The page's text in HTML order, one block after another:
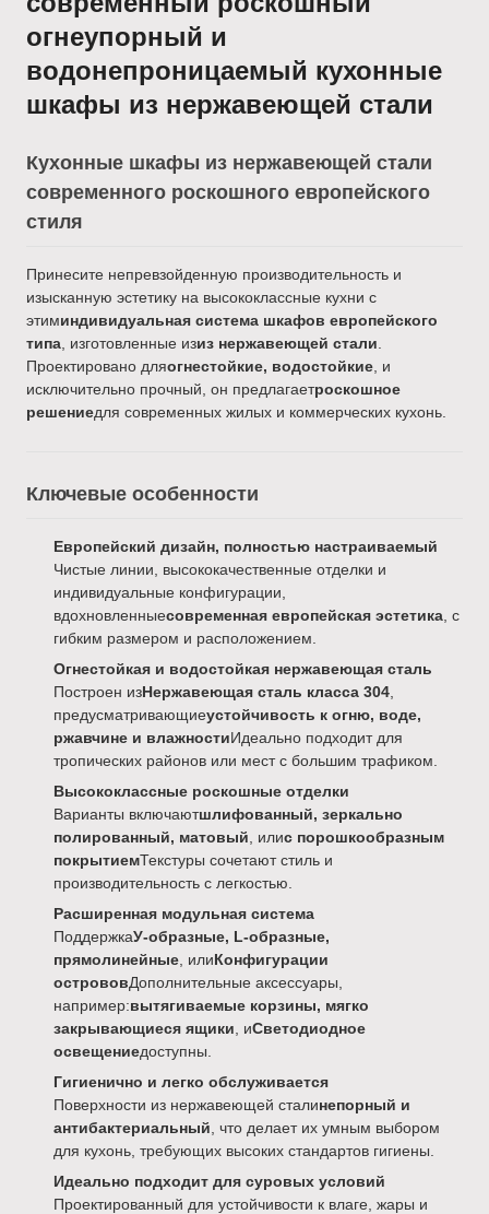
огнеупорный и
водонепроницаемый кухонные
шкафы из нержавеющей стали
Кухонные шкафы из нержавеющей стали
современного роскошного европейского
стиля
Принесите непревзойденную производительность и
изысканную эстетику на высококлассные кухни с
этиминдивидуальная система шкафов европейского
типа , изготовленные изиз нержавеющей стали
Проектировано дляогнестойкие, водостойкие , и
исключительно прочный, он предлагаетроскошное
решениедля современных жилых и коммерческих кухонь.
Ключевые особенности
Европейский дизайн, полностью настраиваемый
Чистые линии, высококачественные отделки и
индивидуальные конфигурации,
вдохновленныесовременная европейская эстетика , с
гибким размером и расположением.
Огнестойкая и водостойкая нержавеющая сталь
Построен изНержавеющая сталь класса 304
предусматривающиеустойчивость к огню, воде,
ржавчине и влажностиИдеально подходит для
тропических районов или мест с большим трафиком.
Высококлассные роскошные отделки
Варианты включаютшлифованный, зеркально
полированный, матовый , илис порошкообразным
покрытиемТекстуры сочетают стиль и
производительность с легкостью.
Расширенная модульная система
ПоддержкаУ-образные, L-образные,
прямолинейные , илиКонфигурации
острововДополнительные аксессуары,
например:вытягиваемые корзины, мягко
закрывающиеся ящики , иСветодиодное
освещениедоступны.
Гигиенично и легко обслуживается
Поверхности из нержавеющей сталинепорный и
антибактериальный , что делает их умным выбором
для кухонь, требующих высоких стандартов гигиены.
Идеально подходит для суровых условий
Проектированный для устойчивости к влаге, жары и